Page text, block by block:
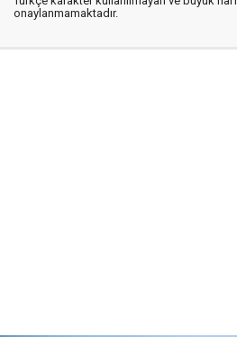
onaylanmamaktadır.